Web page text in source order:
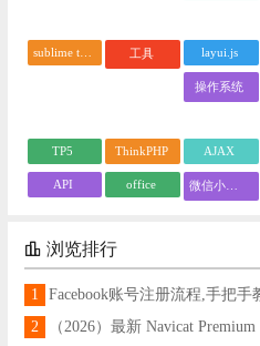
sublime text 工具 layui.js
操作系统
TP5 ThinkPHP AJAX
API office 微信小程序
浏览排行
1
2